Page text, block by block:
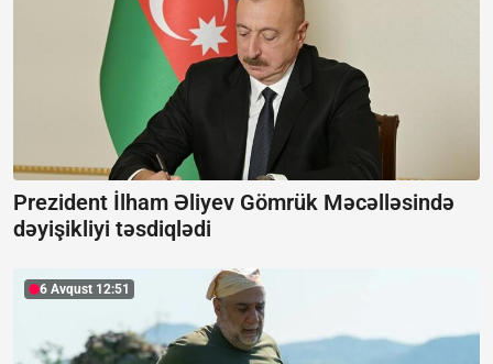
Prezident İlham Əliyev Gömrük Məcəlləsində
dəyişikliyi təsdiqlədi
6 Avqust 12:51